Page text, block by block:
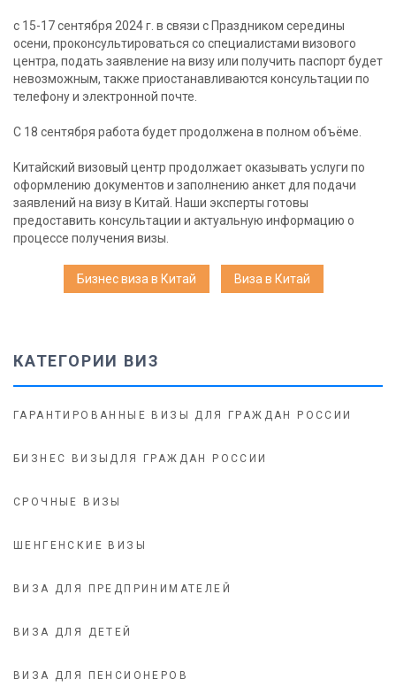
с 15-17 сентября 2024 г. в связи с Праздником середины
осени, проконсультироваться со специалистами визового
центра, подать заявление на визу или получить паспорт будет
невозможным, также приостанавливаются консультации по
телефону и электронной почте.
С 18 сентября работа будет продолжена в полном объёме.
Китайский визовый центр продолжает оказывать услуги по
оформлению документов и заполнению анкет для подачи
заявлений на визу в Китай. Наши эксперты готовы
предоставить консультации и актуальную информацию о
процессе получения визы.
Бизнес виза в Китай Виза в Китай
КАТЕГОРИИ ВИЗ
ГАРАНТИРОВАННЫЕ ВИЗЫ ДЛЯ ГРАЖДАН РОССИИ
БИЗНЕС ВИЗЫДЛЯ ГРАЖДАН РОССИИ
СРОЧНЫЕ ВИЗЫ
ШЕНГЕНСКИЕ ВИЗЫ
ВИЗА ДЛЯ ПРЕДПРИНИМАТЕЛЕЙ
ВИЗА ДЛЯ ДЕТЕЙ
ВИЗА ДЛЯ ПЕНСИОНЕРОВ